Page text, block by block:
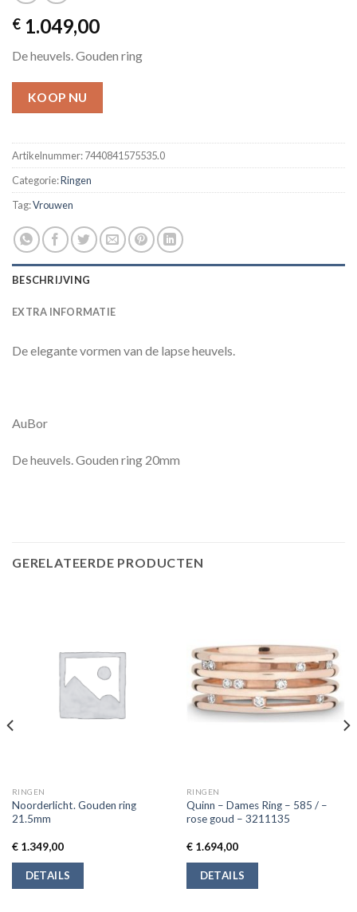
€ 1.049,00
De heuvels. Gouden ring
KOOP NU
Artikelnummer:7440841575535.0
Categorie:Ringen
Tag:Vrouwen
BESCHRIJVING
EXTRA INFORMATIE
De elegante vormen van de lapse heuvels.
AuBor
De heuvels. Gouden ring 20mm
GERELATEERDE PRODUCTEN
RINGEN
Noorderlicht. Gouden ring
21.5mm
€1.349,00
DETAILS
RINGEN
Quinn – Dames Ring – 585 / –
rose goud – 3211135
€1.694,00
DETAILS